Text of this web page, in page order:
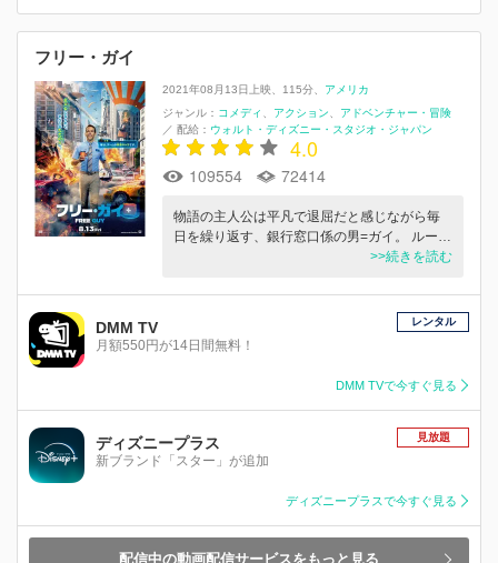
フリー・ガイ
2021年08月13日上映 115分
アメリカ
ジャンル： コメディ アクション
アドベンチャー・冒険
／ 配給： ウォルト・ディズニー・スタジオ・ジャパン
4.0
109554 72414
物語の主人公は平凡で退屈だと感じながら毎
日を繰り返す、銀行窓口係の男=ガイ。 ルー…
>>続きを読む
DMM TV
月額550円が14日間無料！
レンタル
DMM TVで今すぐ見る
ディズニープラス
新ブランド「スター」が追加
見放題
ディズニープラスで今すぐ見る
配信中の動画配信サービスをもっと見る